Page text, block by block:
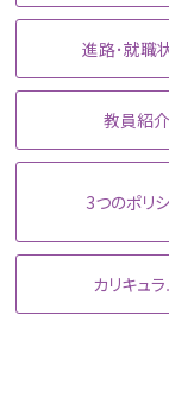
進路･就職
教員紹介
3つのポリ
カリキュ